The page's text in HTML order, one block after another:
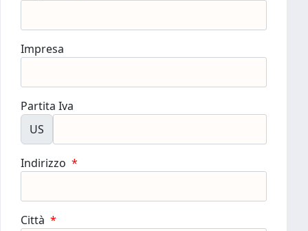
Impresa
Partita Iva
US
Indirizzo *
Città *